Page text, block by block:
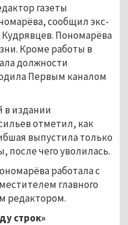
газеты
сообщил экс-
Пономарёва
Кроме работы в
должности
Первым каналом
в издании
отметил, как
выпустила только
после чего уволилась.
работала с
главного
редактором.
строк»